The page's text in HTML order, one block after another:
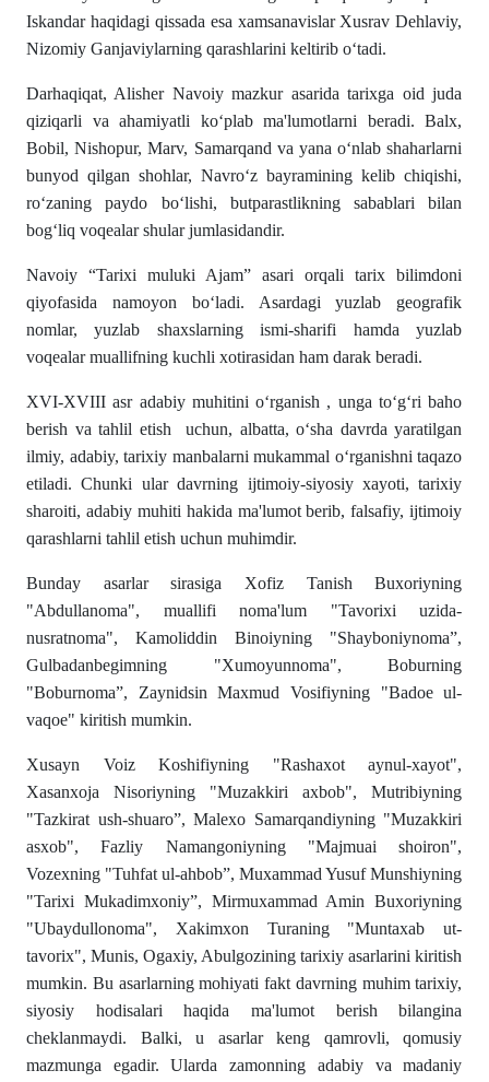
Iskandar haqidagi qissada esa xamsanavislar Xusrav Dehlaviy,
Nizomiy Ganjaviylarning qarashlarini keltirib oʻtadi.
Darhaqiqat, Alisher Navoiy mazkur asarida tarixga oid juda
qiziqarli va ahamiyatli koʻplab ma'lumotlarni beradi. Balx,
Bobil, Nishopur, Marv, Samarqand va yana oʻnlab shaharlarni
bunyod qilgan shohlar, Navroʻz bayramining kelib chiqishi,
roʻzaning paydo boʻlishi, butparastlikning sabablari bilan
bogʻliq voqealar shular jumlasidandir.
Navoiy “Tarixi muluki Ajam” asari orqali tarix bilimdoni
qiyofasida namoyon boʻladi. Asardagi yuzlab geografik
nomlar, yuzlab shaxslarning ismi-sharifi hamda yuzlab
voqealar muallifning kuchli xotirasidan ham darak beradi.
XVI-XVIII asr adabiy muhitini oʻrganish , unga toʻgʻri baho
berish va tahlil etish uchun, albatta, oʻsha davrda yaratilgan
ilmiy, adabiy, tarixiy manbalarni mukammal oʻrganishni taqazo
etiladi. Chunki ular davrning ijtimoiy-siyosiy xayoti, tarixiy
sharoiti, adabiy muhiti hakida ma'lumot berib, falsafiy, ijtimoiy
qarashlarni tahlil etish uchun muhimdir.
Bunday asarlar sirasiga Xofiz Tanish Buxoriyning
"Abdullanoma", muallifi noma'lum "Tavorixi uzida-
nusratnoma", Kamoliddin Binoiyning "Shayboniynoma”,
Gulbadanbegimning "Xumoyunnoma", Boburning
"Boburnoma”, Zaynidsin Maxmud Vosifiyning "Badoe ul-
vaqoe" kiritish mumkin.
Xusayn Voiz Koshifiyning "Rashaxot aynul-xayot",
Xasanxoja Nisoriyning "Muzakkiri axbob", Mutribiyning
"Tazkirat ush-shuaro”, Malexo Samarqandiyning "Muzakkiri
asxob", Fazliy Namangoniyning "Majmuai shoiron",
Vozexning "Tuhfat ul-ahbob”, Muxammad Yusuf Munshiyning
"Tarixi Mukadimxoniy”, Mirmuxammad Amin Buxoriyning
"Ubaydullonoma", Xakimxon Turaning "Muntaxab ut-
tavorix", Munis, Ogaxiy, Abulgozining tarixiy asarlarini kiritish
mumkin. Bu asarlarning mohiyati fakt davrning muhim tarixiy,
siyosiy hodisalari haqida ma'lumot berish bilangina
cheklanmaydi. Balki, u asarlar keng qamrovli, qomusiy
mazmunga egadir. Ularda zamonning adabiy va madaniy